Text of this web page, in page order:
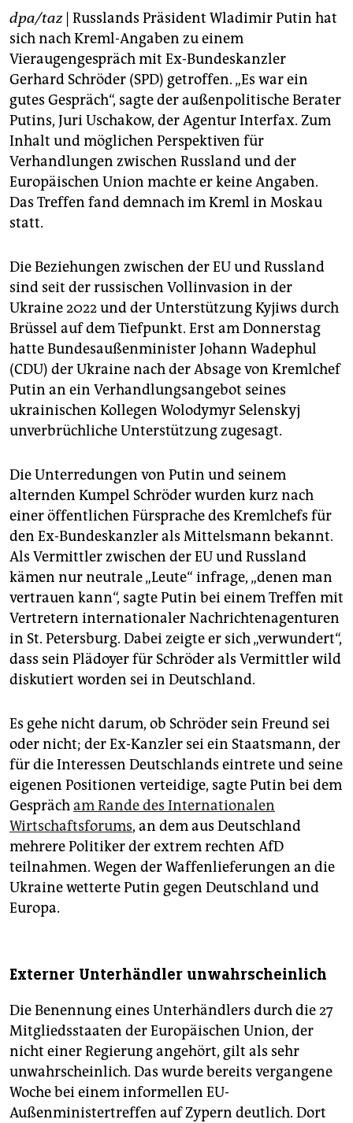
genossenschaft
epaper login
dpa/taz| Russlands Präsident Wladimir Putin hat
sich nach Kreml-Angaben zu einem
Vieraugengespräch mit Ex-Bundeskanzler
Gerhard Schröder (SPD) getroffen. „Es war ein
gutes Gespräch“, sagte der außenpolitische Berater
Putins, Juri Uschakow, der Agentur Interfax. Zum
Inhalt und möglichen Perspektiven für
Verhandlungen zwischen Russland und der
Europäischen Union machte er keine Angaben.
Das Treffen fand demnach im Kreml in Moskau
statt.
Die Beziehungen zwischen der EU und Russland
sind seit der russischen Vollinvasion in der
Ukraine 2022 und der Unterstützung Kyjiws durch
Brüssel auf dem Tiefpunkt. Erst am Donnerstag
hatte Bundesaußenminister Johann Wadephul
(CDU) der Ukraine nach der Absage von Kremlchef
Putin an ein Verhandlungsangebot seines
ukrainischen Kollegen Wolodymyr Selenskyj
unverbrüchliche Unterstützung zugesagt.
Die Unterredungen von Putin und seinem
alternden Kumpel Schröder wurden kurz nach
einer öffentlichen Fürsprache des Kremlchefs für
den Ex-Bundeskanzler als Mittelsmann bekannt.
Als Vermittler zwischen der EU und Russland
kämen nur neutrale „Leute“ infrage, „denen man
vertrauen kann“, sagte Putin bei einem Treffen mit
Vertretern internationaler Nachrichtenagenturen
in St. Petersburg. Dabei zeigte er sich „verwundert“,
dass sein Plädoyer für Schröder als Vermittler wild
diskutiert worden sei in Deutschland.
Es gehe nicht darum, ob Schröder sein Freund sei
oder nicht; der Ex-Kanzler sei ein Staatsmann, der
für die Interessen Deutschlands eintrete und seine
eigenen Positionen verteidige, sagte Putin bei dem
Gesprächam Rande des Internationalen
Wirtschaftsforums, an dem aus Deutschland
mehrere Politiker der extrem rechten AfD
teilnahmen. Wegen der Waffenlieferungen an die
Ukraine wetterte Putin gegen Deutschland und
Europa.
Externer Unterhändler unwahrscheinlich
Die Benennung eines Unterhändlers durch die 27
Mitgliedsstaaten der Europäischen Union, der
nicht einer Regierung angehört, gilt als sehr
unwahrscheinlich. Das wurde bereits vergangene
Woche bei einem informellen EU-
Außenministertreffen auf Zypern deutlich. Dort